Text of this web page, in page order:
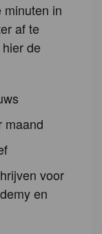
minuten in
af te
de
maand
voor
en